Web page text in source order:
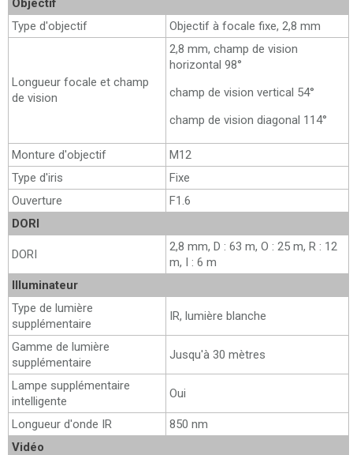
Objectif
Type d'objectif
Objectif à focale fixe, 2,8 mm
Longueur focale et champ
de vision
2,8 mm, champ de vision
horizontal 98°
champ de vision vertical 54°
champ de vision diagonal 114°
Monture d'objectif
M12
Type d'iris
Fixe
Ouverture
F1.6
DORI
DORI
2,8 mm, D : 63 m, O : 25 m, R : 12
m, I : 6 m
Illuminateur
Type de lumière
supplémentaire
IR, lumière blanche
Gamme de lumière
supplémentaire
Jusqu'à 30 mètres
Lampe supplémentaire
intelligente
Oui
Longueur d'onde IR
850 nm
Vidéo